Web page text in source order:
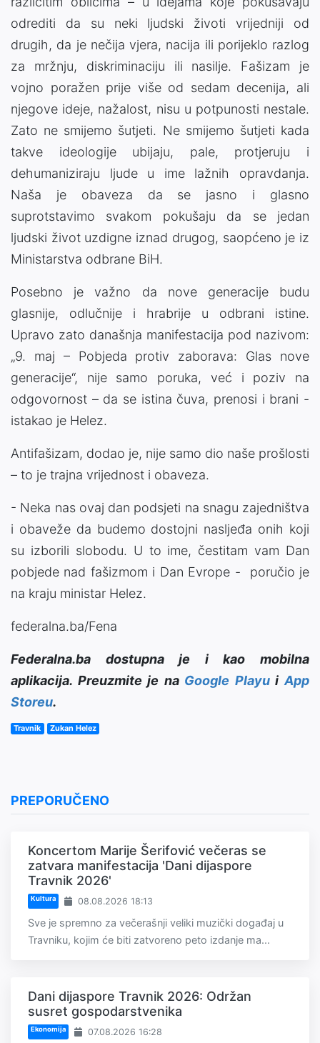
odrediti da su neki ljudski životi vrijedniji od
drugih, da je nečija vjera, nacija ili porijeklo razlog
za mržnju, diskriminaciju ili nasilje. Fašizam je
vojno poražen prije više od sedam decenija, ali
njegove ideje, nažalost, nisu u potpunosti nestale.
Zato ne smijemo šutjeti. Ne smijemo šutjeti kada
takve ideologije ubijaju, pale, protjeruju i
dehumaniziraju ljude u ime lažnih opravdanja.
Naša je obaveza da se jasno i glasno
suprotstavimo svakom pokušaju da se jedan
ljudski život uzdigne iznad drugog, saopćeno je iz
Ministarstva odbrane BiH.
Posebno je važno da nove generacije budu
glasnije, odlučnije i hrabrije u odbrani istine.
Upravo zato današnja manifestacija pod nazivom:
„9. maj – Pobjeda protiv zaborava: Glas nove
generacije“, nije samo poruka, već i poziv na
odgovornost – da se istina čuva, prenosi i brani -
istakao je Helez.
Antifašizam, dodao je, nije samo dio naše prošlosti
– to je trajna vrijednost i obaveza.
- Neka nas ovaj dan podsjeti na snagu zajedništva
i obaveže da budemo dostojni nasljeđa onih koji
su izborili slobodu. U to ime, čestitam vam Dan
pobjede nad fašizmom i Dan Evrope - poručio je
na kraju ministar Helez.
federalna.ba/Fena
Federalna.ba dostupna je i kao mobilna
aplikacija. Preuzmite je na Google PlayuiApp
Storeu.
Travnik Zukan Helez
PREPORUČENO
Koncertom Marije Šerifović večeras se
zatvara manifestacija 'Dani dijaspore
Travnik 2026'
Kultura 08.08.2026 18:13
Sve je spremno za večerašnji veliki muzički događaj u
Travniku, kojim će biti zatvoreno peto izdanje ma...
Dani dijaspore Travnik 2026: Održan
susret gospodarstvenika
Ekonomija 07.08.2026 16:28